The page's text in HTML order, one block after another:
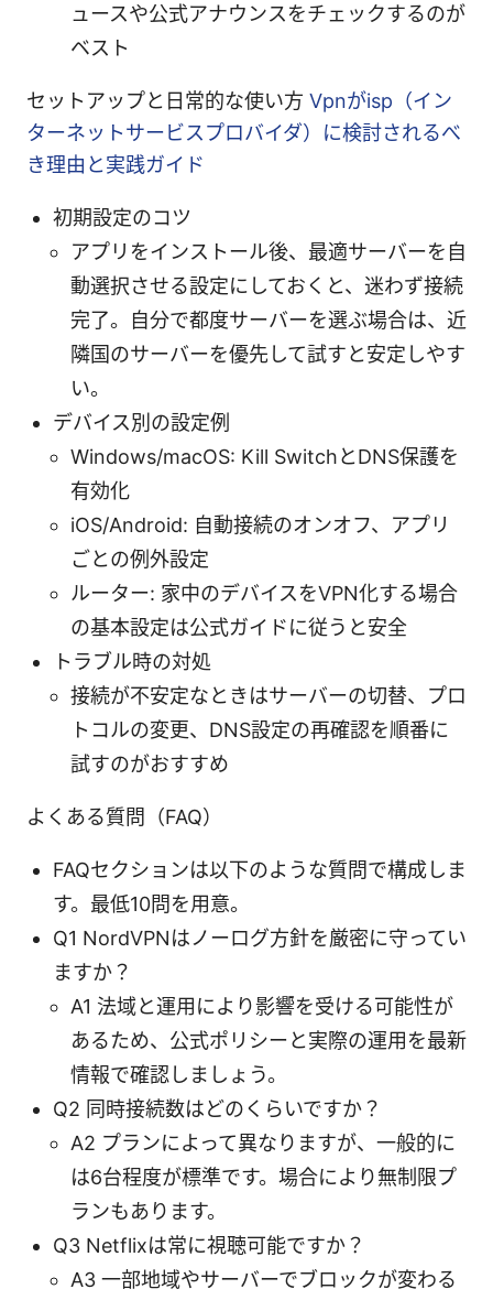
ュースや公式アナウンスをチェックするのが
ベスト
セットアップと日常的な使い方 Vpnがisp（イン
ターネットサービスプロバイダ）に検討されるべ
き理由と実践ガイド
初期設定のコツ
アプリをインストール後、最適サーバーを自
動選択させる設定にしておくと、迷わず接続
完了。自分で都度サーバーを選ぶ場合は、近
隣国のサーバーを優先して試すと安定しやす
い。
デバイス別の設定例
Windows/macOS: Kill SwitchとDNS保護を
有効化
iOS/Android: 自動接続のオンオフ、アプリ
ごとの例外設定
ルーター: 家中のデバイスをVPN化する場合
の基本設定は公式ガイドに従うと安全
トラブル時の対処
接続が不安定なときはサーバーの切替、プロ
トコルの変更、DNS設定の再確認を順番に
試すのがおすすめ
よくある質問（FAQ）
FAQセクションは以下のような質問で構成しま
す。最低10問を用意。
Q1 NordVPNはノーログ方針を厳密に守ってい
ますか？
A1 法域と運用により影響を受ける可能性が
あるため、公式ポリシーと実際の運用を最新
情報で確認しましょう。
Q2 同時接続数はどのくらいですか？
A2 プランによって異なりますが、一般的に
は6台程度が標準です。場合により無制限プ
ランもあります。
Q3 Netflixは常に視聴可能ですか？
A3 一部地域やサーバーでブロックが変わる